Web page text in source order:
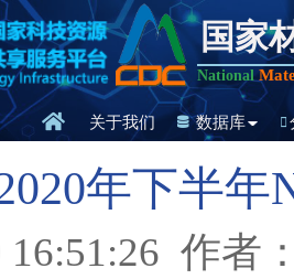
国家
National
关于我们 数据库
年下半
16:51:26 作者